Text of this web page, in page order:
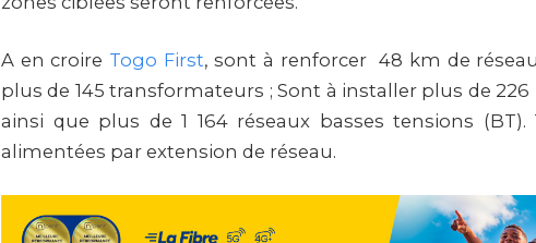
A en croire Togo First, sont à renforcer 48 km de
plus de 145 transformateurs ; Sont à installer plus de
ainsi que plus de 1 164 réseaux basses tensions
alimentées par extension de réseau.